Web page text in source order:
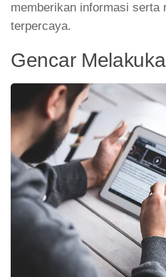
memberikan informasi serta
terpercaya.
Gencar